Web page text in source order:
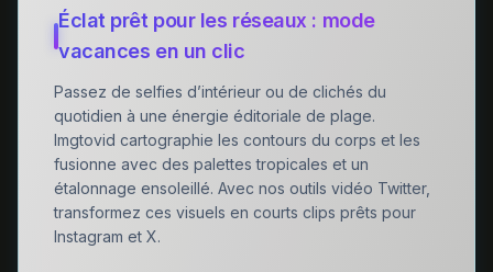
Éclat prêt pour les réseaux : mode
vacances en un clic
Passez de selfies d’intérieur ou de clichés du
quotidien à une énergie éditoriale de plage.
Imgtovid cartographie les contours du corps et les
fusionne avec des palettes tropicales et un
étalonnage ensoleillé. Avec nos outils vidéo Twitter,
transformez ces visuels en courts clips prêts pour
Instagram et X.